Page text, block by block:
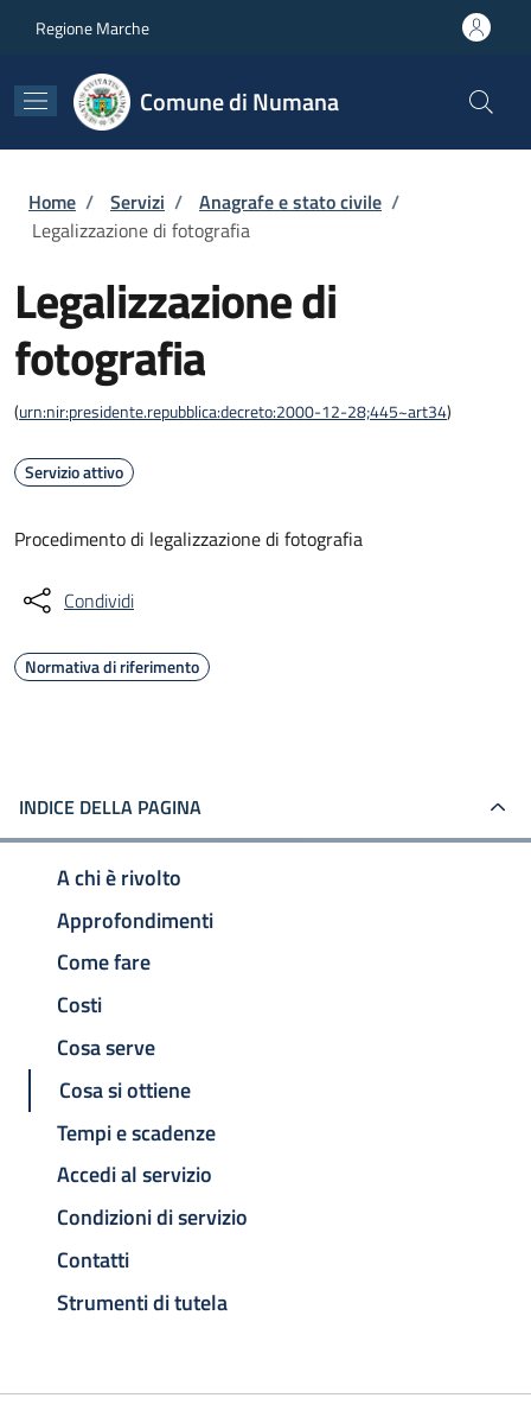
Regione Marche
Comune di Numana
Briciole di pane
Home / Servizi / Anagrafe e stato civile /
Legalizzazione di fotografia
Legalizzazione di
fotografia
(urn:nir:presidente.repubblica:decreto:2000-12-28;445~art34)
Servizio attivo
Procedimento di legalizzazione di fotografia
Condividi
Normativa di riferimento
INDICE DELLA PAGINA
A chi è rivolto
Approfondimenti
Come fare
Costi
Cosa serve
Cosa si ottiene
Tempi e scadenze
Accedi al servizio
Condizioni di servizio
Contatti
Strumenti di tutela